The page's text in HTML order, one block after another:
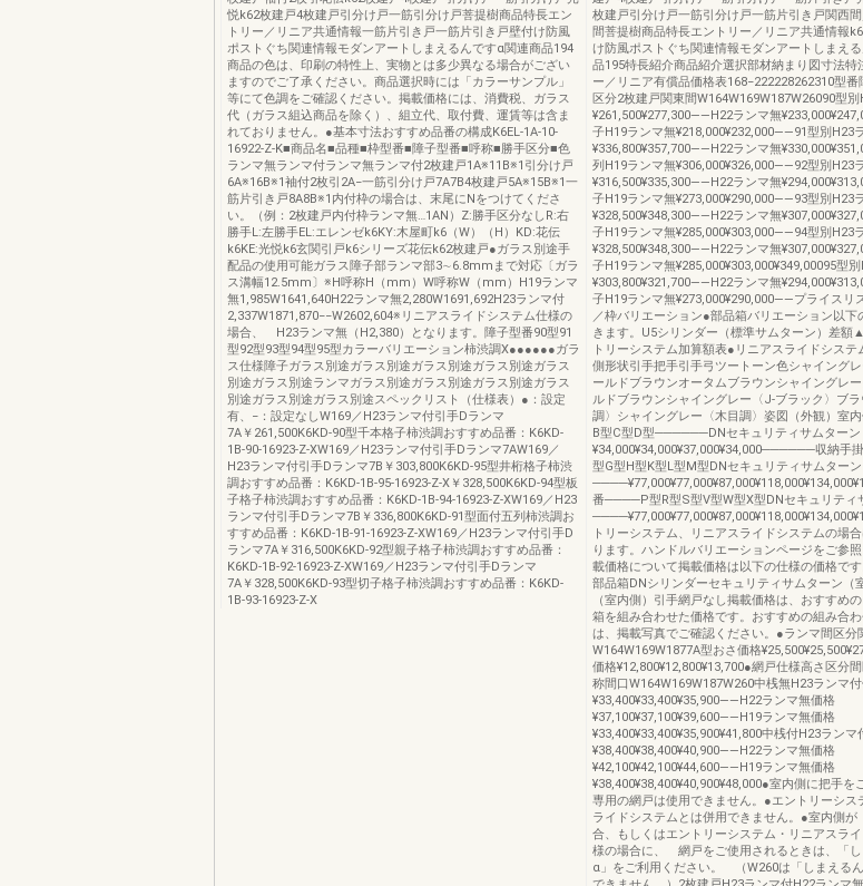
悦k62枚建戸4枚建戸引分け戸一筋引分け戸菩提樹商品特長エン
トリー／リニア共通情報一筋片引き戸一筋片引き戸壁付け防風
ポストぐち関連情報モダンアートしまえるんですα関連商品194
商品の色は、印刷の特性上、実物とは多少異なる場合がござい
ますのでご了承ください。商品選択時には「カラーサンプル」
等にて色調をご確認ください。掲載価格には、消費税、ガラス
代（ガラス組込商品を除く）、組立代、取付費、運賃等は含ま
れておりません。●基本寸法おすすめ品番の構成K6EL-1A-10-
16922-Z-K■商品名■品種■枠型番■障子型番■呼称■勝手区分■色
ランマ無ランマ付ランマ無ランマ付2枚建戸1A※11B※1引分け戸
6A※16B※1袖付2枚引2A−一筋引分け戸7A7B4枚建戸5A※15B※1一
筋片引き戸8A8B※1内付枠の場合は、末尾にNをつけてくださ
い。（例：2枚建戸内付枠ランマ無…1AN）Z:勝手区分なしR:右
勝手L:左勝手EL:エレンゼk6KY:木屋町k6（W）（H）KD:花伝
k6KE:光悦k6玄関引戸k6シリーズ花伝k62枚建戸●ガラス別途手
配品の使用可能ガラス障子部ランマ部3∼6.8mmまで対応〔ガラ
ス溝幅12.5mm〕※H呼称H（mm）W呼称W（mm）H19ランマ
無1,985W1641,640H22ランマ無2,280W1691,692H23ランマ付
2,337W1871,870−−W2602,604※リニアスライドシステム仕様の
場合、 H23ランマ無（H2,380）となります。障子型番90型91
型92型93型94型95型カラーバリエーション柿渋調X●●●●●●ガラ
ス仕様障子ガラス別途ガラス別途ガラス別途ガラス別途ガラス
別途ガラス別途ランマガラス別途ガラス別途ガラス別途ガラス
別途ガラス別途ガラス別途スペックリスト（仕様表）●：設定
有、−：設定なしW169／H23ランマ付引手Dランマ
7A￥261,500K6KD-90型千本格子柿渋調おすすめ品番：K6KD-
1B-90-16923-Z-XW169／H23ランマ付引手Dランマ7AW169／
H23ランマ付引手Dランマ7B￥303,800K6KD-95型井桁格子柿渋
調おすすめ品番：K6KD-1B-95-16923-Z-X￥328,500K6KD-94型板
子格子柿渋調おすすめ品番：K6KD-1B-94-16923-Z-XW169／H23
ランマ付引手Dランマ7B￥336,800K6KD-91型面付五列柿渋調お
すすめ品番：K6KD-1B-91-16923-Z-XW169／H23ランマ付引手D
ランマ7A￥316,500K6KD-92型親子格子柿渋調おすすめ品番：
K6KD-1B-92-16923-Z-XW169／H23ランマ付引手Dランマ
7A￥328,500K6KD-93型切子格子柿渋調おすすめ品番：K6KD-
1B-93-16923-Z-X
枚建戸引分け戸一筋引分け戸一筋片引き戸関西
間菩提樹商品特長エントリー／リニア共通情報
け防風ポストぐち関連情報モダンアートしまえ
品195特長紹介商品紹介選択部材納まり図寸法特
ー／リニア有償品価格表168−222228262310型番
区分2枚建戸関東間W164W169W187W26090型
¥261,500¥277,300――H22ランマ無
子H19ランマ無¥218,000¥232,000――91型別H23
¥336,800¥357,700――H22ランマ無
列H19ランマ無¥306,000¥326,000――92型別H23
¥316,500¥335,300――H22ランマ無
子H19ランマ無¥273,000¥290,000――93型別H23
¥328,500¥348,300――H22ランマ無
子H19ランマ無¥285,000¥303,000――94型別H23
¥328,500¥348,300――H22ランマ無
子H19ランマ無¥285,000¥303,000¥349,00095型
¥303,800¥321,700――H22ランマ無
子H19ランマ無¥273,000¥290,000――プライスリ
／枠バリエーション●部品箱バリエーション以下
きます。U5シリンダー（標準サムターン）差額
トリーシステム加算額表●リニアスライドシステ
側形状引手把手引手弓ツートーン色シャイング
ールドブラウンオータムブラウンシャイングレ
ルドブラウンシャイングレー〈J-ブラック〉ブ
調〉シャイングレー〈木目調〉姿図（外観）室
B型C型D型──────DNセキュリティサムターン
¥34,000¥34,000¥37,000¥34,000──────収納手
型G型H型K型L型M型DNセキュリティサムターン
番────P型R型S型V型W型X型DNセキュリティ
トリーシステム、リニアスライドシステムの場
ります。ハンドルバリエーションページをご参
載価格について掲載価格は以下の仕様の価格で
部品箱DNシリンダーセキュリティサムターン（
（室内側）引手網戸なし掲載価格は、おすすめ
箱を組み合わせた価格です。おすすめの組み合
は、掲載写真でご確認ください。●ランマ間区分
W164W169W1877A型おさ価格
価格¥12,800¥12,800¥13,700●網戸仕様高さ区分
称間口W164W169W187W260中桟無H23ランマ
¥33,400¥33,400¥35,900――H22ランマ無価格
¥37,100¥37,100¥39,600――H19ランマ無価格
¥33,400¥33,400¥35,900¥41,800中桟付H23ランマ
¥38,400¥38,400¥40,900――H22ランマ無価格
¥42,100¥42,100¥44,600――H19ランマ無価格
¥38,400¥38,400¥40,900¥48,000●室内側に把手を
専用の網戸は使用できません。●エントリーシス
ライドシステムとは併用できません。●室内側が
合、もしくはエントリーシステム・リニアスラ
様の場合に、 網戸をご使用されるときは、「し
α」をご利用ください。 （W260は「しまえる